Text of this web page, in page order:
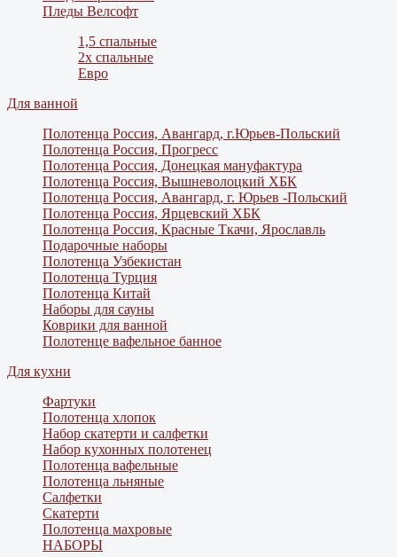
Пледы Велсофт
1,5 спальные
2х спальные
Евро
Для ванной
Полотенца Россия, Авангард, г.Юрьев-Польский
Полотенца Россия, Прогресс
Полотенца Россия, Донецкая мануфактура
Полотенца Россия, Вышневолоцкий ХБК
Полотенца Россия, Авангард, г. Юрьев -Польский
Полотенца Россия, Ярцевский ХБК
Полотенца Россия, Красные Ткачи, Ярославль
Подарочные наборы
Полотенца Узбекистан
Полотенца Турция
Полотенца Китай
Наборы для сауны
Коврики для ванной
Полотенце вафельное банное
Для кухни
Фартуки
Полотенца хлопок
Набор скатерти и салфетки
Набор кухонных полотенец
Полотенца вафельные
Полотенца льняные
Салфетки
Скатерти
Полотенца махровые
НАБОРЫ